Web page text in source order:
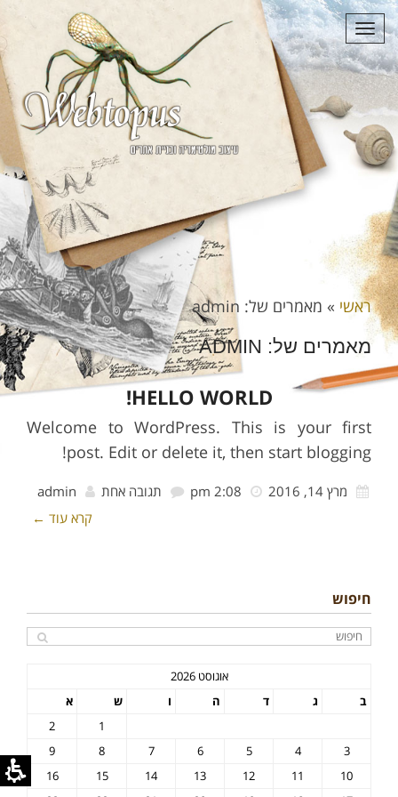
תפריט
ראשי » מאמרים של: admin
מאמרים של: ADMIN
HELLO WORLD!
Welcome to WordPress. This is your first
post. Edit or delete it, then start blogging!
מרץ 14, 2016 תגובה אחת
admin
קרא עוד ←
חיפוש
אוגוסט 2026
ב
ג ד ה ו ש
א
1
2
3
4
5
6
7
8
9
10
11
12
13
14
15
16